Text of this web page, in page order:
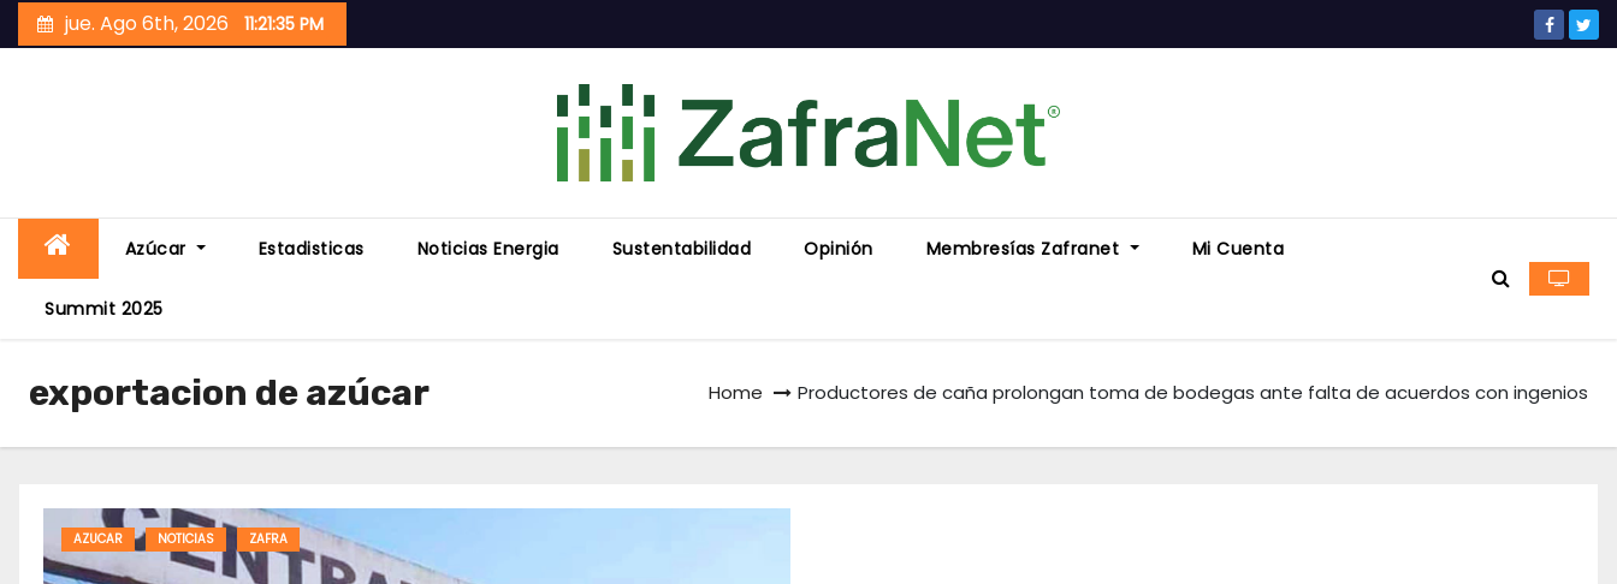
to
jue. Ago 6th, 2026 11:21:37 PM
Azúcar Estadisticas Noticias Energia Sustentabilidad Opinión Membresías Zafranet Mi Cuenta
Summit 2025
exportacion de azúcar Home Productores de caña prolongan toma de bodegas ante falta de acuerdos con ingenios
AZUCAR NOTICIAS ZAFRA